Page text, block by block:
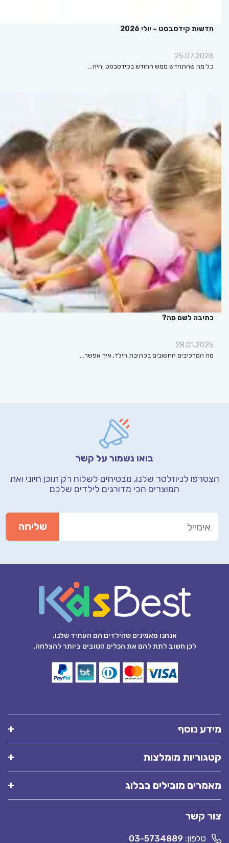
חדשות קידסבסט – יולי 2026
25.07.2026
כל מה שהתחדש ממש החודש בקידסבסט והיה…
כתיבה לשם מה?
28.01.2025
מה המרכיבים החשובים בכתיבת הילד, איך אפשר…
בואו נשמור על קשר
הצטרפו לניוזלטר שלנו, מבטיחים לשלוח רק תוכן חיוני ואת
המוצרים הכי מדורגים לילדים שלכם
אנחנו מאמינים שהילדים הם העתיד שלנו.
לכן חשוב לתת להם את הכלים הטובים ביותר להצלחה.
מידע נוסף
קטגוריות מומלצות
מאמרים מובילים בבלוג
צור קשר
טלפון: 03-5734889